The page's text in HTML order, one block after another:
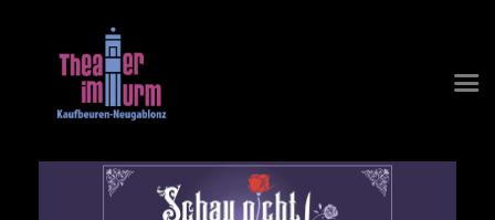
Startseite
Aktuelles Stück